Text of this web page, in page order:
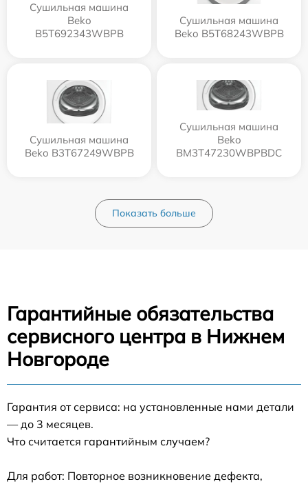
Сушильная машина
Beko
B5T692343WBPB
Сушильная машина
Beko B5T68243WBPB
Сушильная машина
Beko B3T67249WBPB
Сушильная машина
Beko
BM3T47230WBPBDC
Показать больше
Гарантийные обязательства
сервисного центра в Нижнем
Новгороде
Гарантия от сервиса: на установленные нами детали
— до 3 месяцев.
Что считается гарантийным случаем?
Для работ: Повторное возникновение дефекта,